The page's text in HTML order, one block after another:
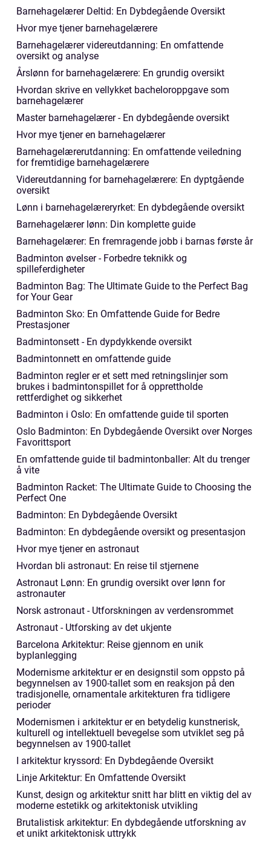
Barnehagelærer Deltid: En Dybdegående Oversikt
Hvor mye tjener barnehagelærere
Barnehagelærer videreutdanning: En omfattende
oversikt og analyse
Årslønn for barnehagelærere: En grundig oversikt
Hvordan skrive en vellykket bacheloroppgave som
barnehagelærer
Master barnehagelærer - En dybdegående oversikt
Hvor mye tjener en barnehagelærer
Barnehagelærerutdanning: En omfattende veiledning
for fremtidige barnehagelærere
Videreutdanning for barnehagelærere: En dyptgående
oversikt
Lønn i barnehagelæreryrket: En dybdegående oversikt
Barnehagelærer lønn: Din komplette guide
Barnehagelærer: En fremragende jobb i barnas første år
Badminton øvelser - Forbedre teknikk og
spilleferdigheter
Badminton Bag: The Ultimate Guide to the Perfect Bag
for Your Gear
Badminton Sko: En Omfattende Guide for Bedre
Prestasjoner
Badmintonsett - En dypdykkende oversikt
Badmintonnett en omfattende guide
Badminton regler er et sett med retningslinjer som
brukes i badmintonspillet for å opprettholde
rettferdighet og sikkerhet
Badminton i Oslo: En omfattende guide til sporten
Oslo Badminton: En Dybdegående Oversikt over Norges
Favorittsport
En omfattende guide til badmintonballer: Alt du trenger
å vite
Badminton Racket: The Ultimate Guide to Choosing the
Perfect One
Badminton: En Dybdegående Oversikt
Badminton: En dybdegående oversikt og presentasjon
Hvor mye tjener en astronaut
Hvordan bli astronaut: En reise til stjernene
Astronaut Lønn: En grundig oversikt over lønn for
astronauter
Norsk astronaut - Utforskningen av verdensrommet
Astronaut - Utforsking av det ukjente
Barcelona Arkitektur: Reise gjennom en unik
byplanlegging
Modernisme arkitektur er en designstil som oppsto på
begynnelsen av 1900-tallet som en reaksjon på den
tradisjonelle, ornamentale arkitekturen fra tidligere
perioder
Modernismen i arkitektur er en betydelig kunstnerisk,
kulturell og intellektuell bevegelse som utviklet seg på
begynnelsen av 1900-tallet
I arkitektur kryssord: En Dybdegående Oversikt
Linje Arkitektur: En Omfattende Oversikt
Kunst, design og arkitektur snitt har blitt en viktig del av
moderne estetikk og arkitektonisk utvikling
Brutalistisk arkitektur: En dybdegående utforskning av
et unikt arkitektonisk uttrykk